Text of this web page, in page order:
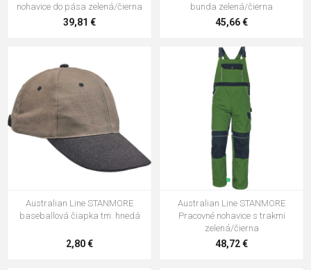
nohavice do pása zelená/čierna
39,81 €
bunda zelená/čierna
45,66 €
Australian Line STANMORE
baseballová čiapka tm. hnedá
2,80 €
Australian Line STANMORE
Pracovné nohavice s trakmi
zelená/čierna
48,72 €